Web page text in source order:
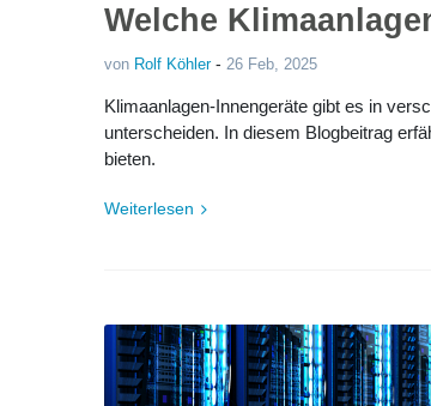
Welche
von Rolf Köhler - 26 Feb, 2025
Klimaanlagen-Innengeräte gibt es in
unterscheiden. In diesem Blogbeitrag
bieten.
Weiterlesen